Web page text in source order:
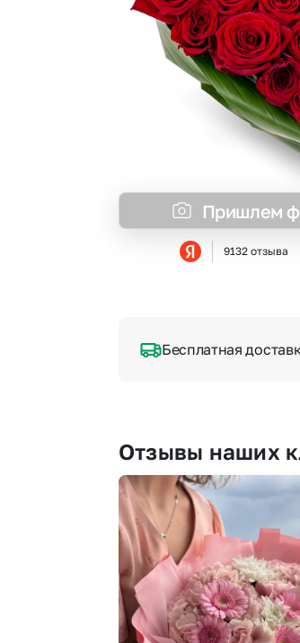
Гипсофила
Гортензии
Ирисы
Пришлем
9132 отзыва
Бесплатная
Отзывы наших